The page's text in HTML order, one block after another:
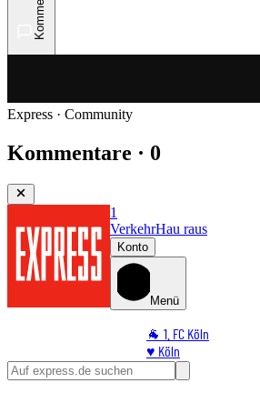
Express · Community
Kommentare · 0
1
VerkehrHau raus
Konto
Menü
🐐 1. FC Köln
♥️ Köln
⭐ Promi